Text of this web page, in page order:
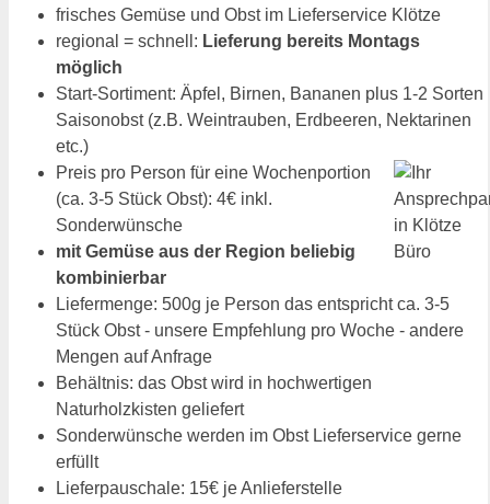
frisches Gemüse und Obst im Lieferservice Klötze
regional = schnell: Lieferung bereits Montags
möglich
Start-Sortiment: Äpfel, Birnen, Bananen plus 1-2 Sorten
Saisonobst (z.B. Weintrauben, Erdbeeren, Nektarinen
etc.)
Preis pro Person für eine Wochenportion
(ca. 3-5 Stück Obst): 4€ inkl.
Sonderwünsche
mit Gemüse aus der Region beliebig
kombinierbar
Liefermenge: 500g je Person das entspricht ca. 3-5
Stück Obst - unsere Empfehlung pro Woche - andere
Mengen auf Anfrage
Behältnis: das Obst wird in hochwertigen
Naturholzkisten geliefert
Sonderwünsche werden im Obst Lieferservice gerne
erfüllt
Lieferpauschale: 15€ je Anlieferstelle